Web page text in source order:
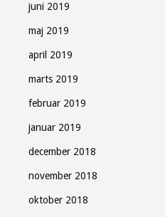
juni 2019
maj 2019
april 2019
marts 2019
februar 2019
januar 2019
december 2018
november 2018
oktober 2018